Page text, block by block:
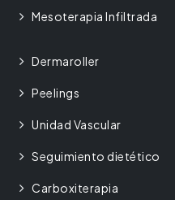
Mesoterapia Infiltrada
Dermaroller
Peelings
Unidad Vascular
Seguimiento dietético
Carboxiterapia